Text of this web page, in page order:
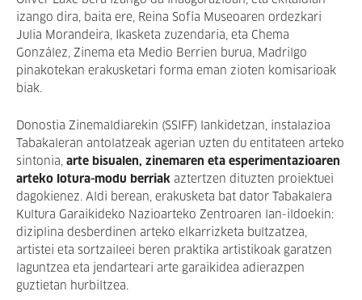
izango dira, baita ere, Reina Sofía Museoaren ordezkari
Julia Morandeira, Ikasketa zuzendaria, eta Chema
González, Zinema eta Medio Berrien burua, Madrilgo
pinakotekan erakusketari forma eman zioten komisarioak
biak.
Donostia Zinemaldiarekin (SSIFF) lankidetzan, instalazioa
Tabakaleran antolatzeak agerian uzten du entitateen arteko
sintonia, arte bisualen, zinemaren eta esperimentazioaren
arteko lotura-modu berriak aztertzen dituzten proiektuei
dagokienez. Aldi berean, erakusketa bat dator Tabakalera
Kultura Garaikideko Nazioarteko Zentroaren lan-ildoekin:
diziplina desberdinen arteko elkarrizketa bultzatzea,
artistei eta sortzaileei beren praktika artistikoak garatzen
laguntzea eta jendarteari arte garaikidea adierazpen
guztietan hurbiltzea.